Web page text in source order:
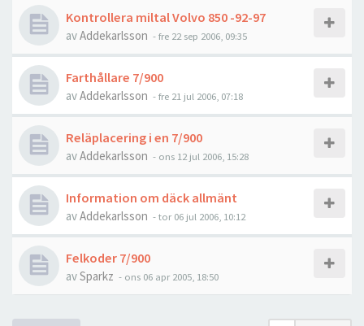
Kontrollera miltal Volvo 850 -92-97
avAddekarlsson - fre 22 sep 2006, 09:35
Farthållare 7/900
avAddekarlsson - fre 21 jul 2006, 07:18
Reläplacering i en 7/900
avAddekarlsson - ons 12 jul 2006, 15:28
Information om däck allmänt
avAddekarlsson - tor 06 jul 2006, 10:12
Felkoder 7/900
avSparkz - ons 06 apr 2005, 18:50